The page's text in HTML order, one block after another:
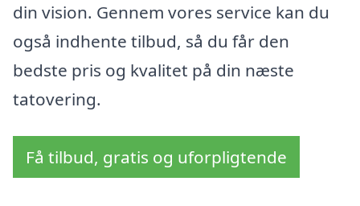
din vision. Gennem vores service kan du
også indhente tilbud, så du får den
bedste pris og kvalitet på din næste
tatovering.
Få tilbud, gratis og uforpligtende